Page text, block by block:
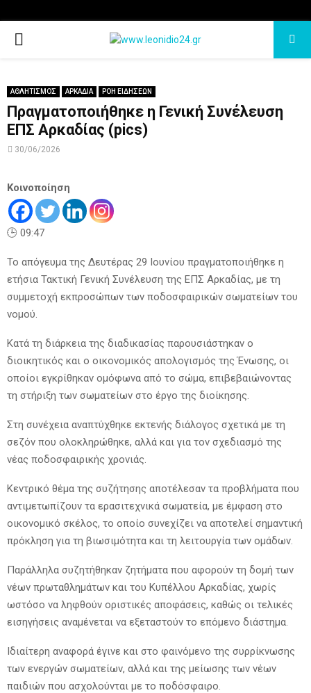
PRIMARY
ΑΘΛΗΤΙΣΜΟΣ ΑΡΚΑΔΙΑ ΡΟΗ ΕΙΔΗΣΕΩΝ
Πραγματοποιήθηκε η Γενική Συνέλευση
ΕΠΣ Αρκαδίας (pics)
30/06/2026
Κοινοποίηση
🕒 09:47
Το απόγευμα της Δευτέρας 29 Ιουνίου πραγματοποιήθηκε η
ετήσια Τακτική Γενική Συνέλευση της ΕΠΣ Αρκαδίας, με τη
συμμετοχή εκπροσώπων των ποδοσφαιρικών σωματείων του
νομού.
Κατά τη διάρκεια της διαδικασίας παρουσιάστηκαν ο
διοικητικός και ο οικονομικός απολογισμός της Ένωσης, οι
οποίοι εγκρίθηκαν ομόφωνα από το σώμα, επιβεβαιώνοντας
τη στήριξη των σωματείων στο έργο της διοίκησης.
Στη συνέχεια αναπτύχθηκε εκτενής διάλογος σχετικά με τη
σεζόν που ολοκληρώθηκε, αλλά και για τον σχεδιασμό της
νέας ποδοσφαιρικής χρονιάς.
Κεντρικό θέμα της συζήτησης αποτέλεσαν τα προβλήματα που
αντιμετωπίζουν τα ερασιτεχνικά σωματεία, με έμφαση στο
οικονομικό σκέλος, το οποίο συνεχίζει να αποτελεί σημαντική
πρόκληση για τη βιωσιμότητα και τη λειτουργία των ομάδων.
Παράλληλα συζητήθηκαν ζητήματα που αφορούν τη δομή των
νέων πρωταθλημάτων και του Κυπέλλου Αρκαδίας, χωρίς
ωστόσο να ληφθούν οριστικές αποφάσεις, καθώς οι τελικές
εισηγήσεις αναμένεται να εξεταστούν το επόμενο διάστημα.
Ιδιαίτερη αναφορά έγινε και στο φαινόμενο της συρρίκνωσης
των ενεργών σωματείων, αλλά και της μείωσης των νέων
παιδιών που ασχολούνται με το ποδόσφαιρο.